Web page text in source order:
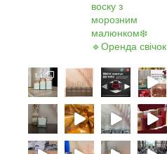
воску з
морозним
малюнком❄️
🔹Оренда свічок